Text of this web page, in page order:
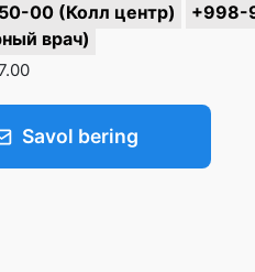
00 (Колл центр)
+998-
врач)
Savol bering